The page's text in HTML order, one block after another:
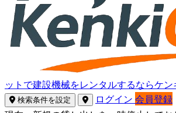
ットで建設機械をレンタルするならケン
検索条件を設定 ログイン 会員登録